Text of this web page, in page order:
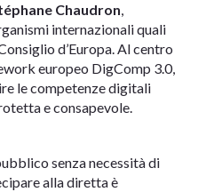
Chaudron,
internazionali quali
d’Europa. Al centro
europeo DigComp 3.0,
le competenze digitali
e consapevole.
senza necessità di
alla diretta è